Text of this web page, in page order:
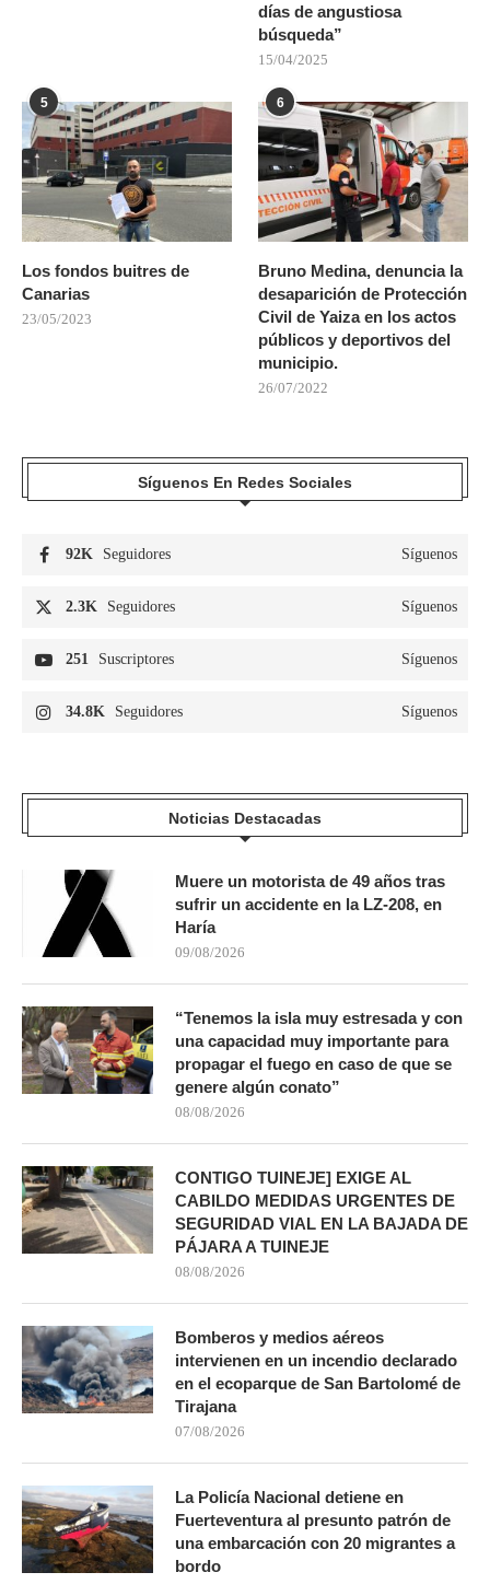
días de angustiosa
búsqueda”
15/04/2025
5
Los fondos buitres de
Canarias
23/05/2023
6
Bruno Medina, denuncia la
desaparición de Protección
Civil de Yaiza en los actos
públicos y deportivos del
municipio.
26/07/2022
Síguenos En Redes Sociales
92K Seguidores Síguenos
2.3K Seguidores Síguenos
251 Suscriptores Síguenos
34.8K Seguidores Síguenos
Noticias Destacadas
Muere un motorista de 49 años tras
sufrir un accidente en la LZ-208, en
Haría
09/08/2026
“Tenemos la isla muy estresada y con
una capacidad muy importante para
propagar el fuego en caso de que se
genere algún conato”
08/08/2026
CONTIGO TUINEJE] EXIGE AL
CABILDO MEDIDAS URGENTES DE
SEGURIDAD VIAL EN LA BAJADA DE
PÁJARA A TUINEJE
08/08/2026
Bomberos y medios aéreos
intervienen en un incendio declarado
en el ecoparque de San Bartolomé de
Tirajana
07/08/2026
La Policía Nacional detiene en
Fuerteventura al presunto patrón de
una embarcación con 20 migrantes a
bordo